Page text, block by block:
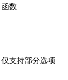
函数
仅支持部分选项